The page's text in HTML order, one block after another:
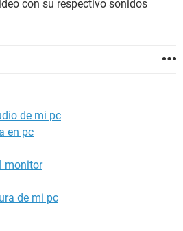
con su respectivo sonidos
de mi pc
en pc
monitor
de mi pc